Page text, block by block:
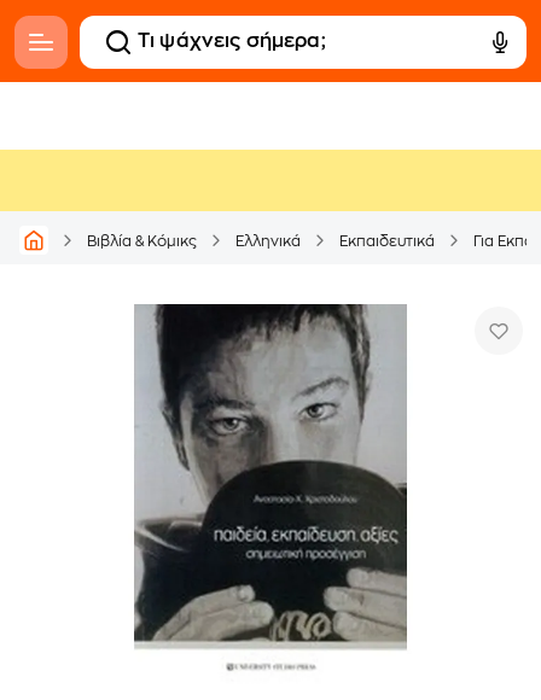
Βιβλία & Κόμικς Ελληνικά Εκπαιδευτικά Για